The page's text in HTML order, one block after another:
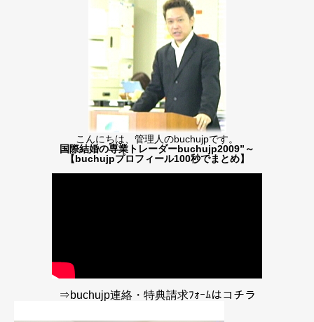
こんにちは、管理人のbuchujpです。
国際結婚の専業トレーダーbuchujp2009”～
【buchujpプロフィール100秒でまとめ】
⇒buchujp連絡・特典請求ﾌｫｰﾑはコチラ